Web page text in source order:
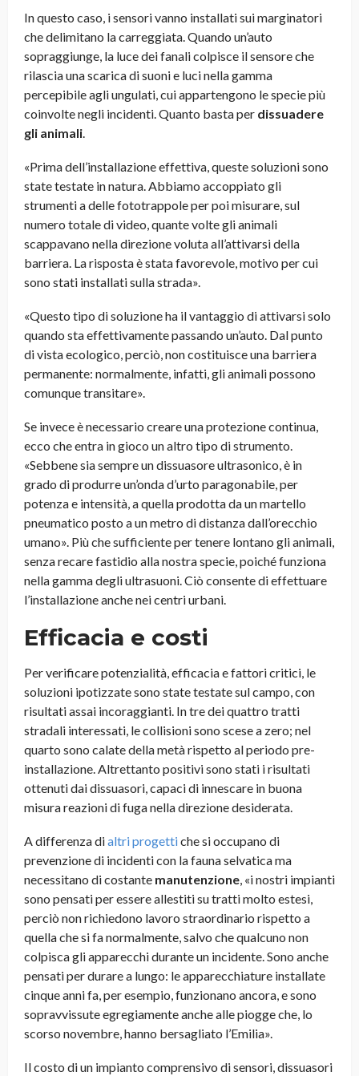
In questo caso, i sensori vanno installati sui marginatori
che delimitano la carreggiata. Quando un’auto
sopraggiunge, la luce dei fanali colpisce il sensore che
rilascia una scarica di suoni e luci nella gamma
percepibile agli ungulati, cui appartengono le specie più
coinvolte negli incidenti. Quanto basta per dissuadere
gli animali.
«Prima dell’installazione effettiva, queste soluzioni sono
state testate in natura. Abbiamo accoppiato gli
strumenti a delle fototrappole per poi misurare, sul
numero totale di video, quante volte gli animali
scappavano nella direzione voluta all’attivarsi della
barriera. La risposta è stata favorevole, motivo per cui
sono stati installati sulla strada».
«Questo tipo di soluzione ha il vantaggio di attivarsi solo
quando sta effettivamente passando un’auto. Dal punto
di vista ecologico, perciò, non costituisce una barriera
permanente: normalmente, infatti, gli animali possono
comunque transitare».
Se invece è necessario creare una protezione continua,
ecco che entra in gioco un altro tipo di strumento.
«Sebbene sia sempre un dissuasore ultrasonico, è in
grado di produrre un’onda d’urto paragonabile, per
potenza e intensità, a quella prodotta da un martello
pneumatico posto a un metro di distanza dall’orecchio
umano». Più che sufficiente per tenere lontano gli animali,
senza recare fastidio alla nostra specie, poiché funziona
nella gamma degli ultrasuoni. Ciò consente di effettuare
l’installazione anche nei centri urbani.
Efficacia e costi
Per verificare potenzialità, efficacia e fattori critici, le
soluzioni ipotizzate sono state testate sul campo, con
risultati assai incoraggianti. In tre dei quattro tratti
stradali interessati, le collisioni sono scese a zero; nel
quarto sono calate della metà rispetto al periodo pre-
installazione. Altrettanto positivi sono stati i risultati
ottenuti dai dissuasori, capaci di innescare in buona
misura reazioni di fuga nella direzione desiderata.
A differenza dialtri progettiche si occupano di
prevenzione di incidenti con la fauna selvatica ma
necessitano di costante manutenzione, «i nostri impianti
sono pensati per essere allestiti su tratti molto estesi,
perciò non richiedono lavoro straordinario rispetto a
quella che si fa normalmente, salvo che qualcuno non
colpisca gli apparecchi durante un incidente. Sono anche
pensati per durare a lungo: le apparecchiature installate
cinque anni fa, per esempio, funzionano ancora, e sono
sopravvissute egregiamente anche alle piogge che, lo
scorso novembre, hanno bersagliato l’Emilia».
Il costo di un impianto comprensivo di sensori, dissuasori